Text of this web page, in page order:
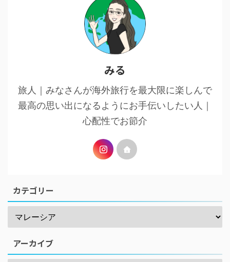
みる
旅人｜みなさんが海外旅行を最大限に楽しんで
最高の思い出になるようにお手伝いしたい人｜
心配性でお節介
カテゴリー
アーカイブ